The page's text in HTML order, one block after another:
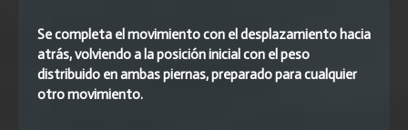
Se completa el movimiento con el desplazamiento hacia
atrás, volviendo a la posición inicial con el peso
distribuido en ambas piernas, preparado para cualquier
otro movimiento.